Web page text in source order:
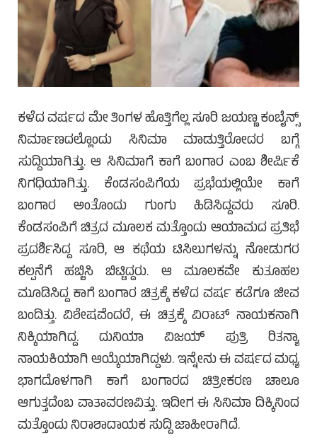
ಕಳೆದ ವರ್ಷದ ಮೇ ತಿಂಗಳ ಹೊತ್ತಿಗೆಲ್ಲ ಸೂರಿ ಜಯಣ್ಣ ಕಂಬೈನ್ಸ್
ನಿರ್ಮಾಣದಲ್ಲೊಂದು ಸಿನಿಮಾ ಮಾಡುತ್ತಿರೋದರ ಬಗ್ಗೆ
ಸುದ್ದಿಯಾಗಿತ್ತು. ಆ ಸಿನಿಮಾಗೆ ಕಾಗೆ ಬಂಗಾರ ಎಂಬ ಶೀರ್ಷಿಕೆ
ನಿಗಧಿಯಾಗಿತ್ತು. ಕೆಂಡಸಂಪಿಗೆಯ ಪ್ರಭೆಯಲ್ಲಿಯೇ ಕಾಗೆ
ಬಂಗಾರ ಅಂತೊಂದು ಗುಂಗು ಹಿಡಿಸಿದ್ದವರು ಸೂರಿ.
ಕೆಂಡಸಂಪಿಗೆ ಚಿತ್ರದ ಮೂಲಕ ಮತ್ತೊಂದು ಆಯಾಮದ ಪ್ರತಿಭೆ
ಪ್ರದರ್ಶಿಸಿದ್ದ ಸೂರಿ, ಆ ಕಥೆಯ ಟಿಸಿಲುಗಳನ್ನು ನೋಡುಗರ
ಕಲ್ಪನೆಗೆ ಹಬ್ಬಿಸಿ ಬಿಟ್ಟಿದ್ದರು. ಆ ಮೂಲಕವೇ ಕುತೂಹಲ
ಮೂಡಿಸಿದ್ದ ಕಾಗೆ ಬಂಗಾರ ಚಿತ್ರಕ್ಕೆ ಕಳೆದ ವರ್ಷ ಕಡೆಗೂ ಜೀವ
ಬಂದಿತ್ತು. ವಿಶೇಷವೆಂದರೆ, ಈ ಚಿತ್ರಕ್ಕೆ ವಿರಾಟ್ ನಾಯಕನಾಗಿ
ನಿಕ್ಕಿಯಾಗಿದ್ದ. ದುನಿಯಾ ವಿಜಯ್ ಪುತ್ರಿ ರಿತನ್ಯಾ
ನಾಯಕಿಯಾಗಿ ಆಯ್ಕೆಯಾಗಿದ್ದಳು. ಇನ್ನೇನು ಈ ವರ್ಷದ ಮಧ್ಯ
ಭಾಗದೊಳಗಾಗಿ ಕಾಗೆ ಬಂಗಾರದ ಚಿತ್ರೀಕರಣ ಚಾಲೂ
ಆಗುತ್ತದೆಂಬ ವಾತಾವರಣವಿತ್ತು. ಇದೀಗ ಈ ಸಿನಿಮಾ ದಿಕ್ಕಿನಿಂದ
ಮತ್ತೊಂದು ನಿರಾಶಾದಾಯಕ ಸುದ್ದಿ ಜಾಹೀರಾಗಿದೆ.